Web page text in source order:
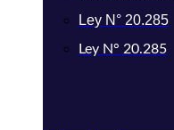
Ley N° 20.285
Ley N° 20.285